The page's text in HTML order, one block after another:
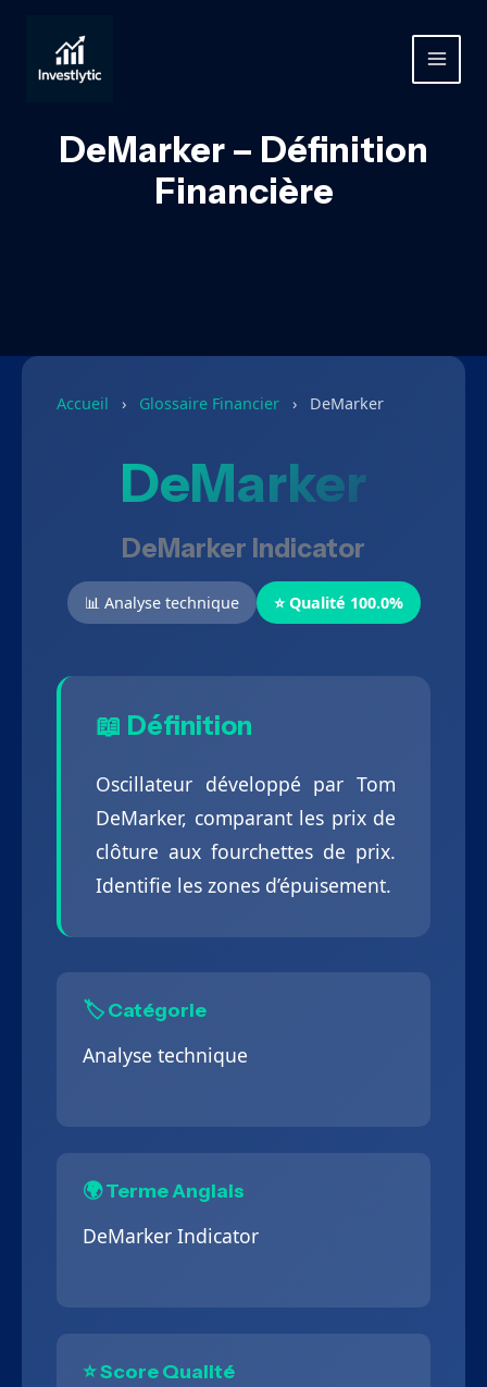
contenu
MAIN
DeMarker – Définition
Financière
Accueil › Glossaire Financier › DeMarker
DeMarker
DeMarker Indicator
📊 Analyse technique ⭐ Qualité 100.0%
📖 Définition
Oscillateur développé par Tom
DeMarker, comparant les prix de
clôture aux fourchettes de prix.
Identifie les zones d’épuisement.
🏷️ Catégorie
Analyse technique
🌍 Terme Anglais
DeMarker Indicator
⭐ Score Qualité